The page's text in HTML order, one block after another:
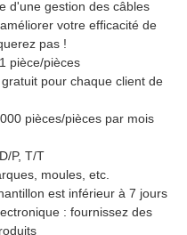
d'une gestion des câbles
votre efficacité de
pas !
pièce/pièces
pour chaque client de
pièces/pièces par mois
P, T/T
moules, etc.
est inférieur à 7 jours
: fournissez des